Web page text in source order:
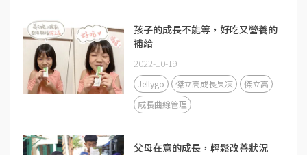
孩子的成長不能等，好吃又營養的
補給
2022-10-19
Jellygo 傑立高成長果凍
傑立高
成長曲線管理
父母在意的成長，輕鬆改善狀況